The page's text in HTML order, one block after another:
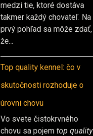
medzi tie, ktoré dostáva
takmer každý chovateľ. Na
prvý pohľad sa môže zdať,
že...
Top quality kennel: čo v
skutočnosti rozhoduje o
úrovni chovu
Vo svete čistokrvného
chovu sa pojem top quality